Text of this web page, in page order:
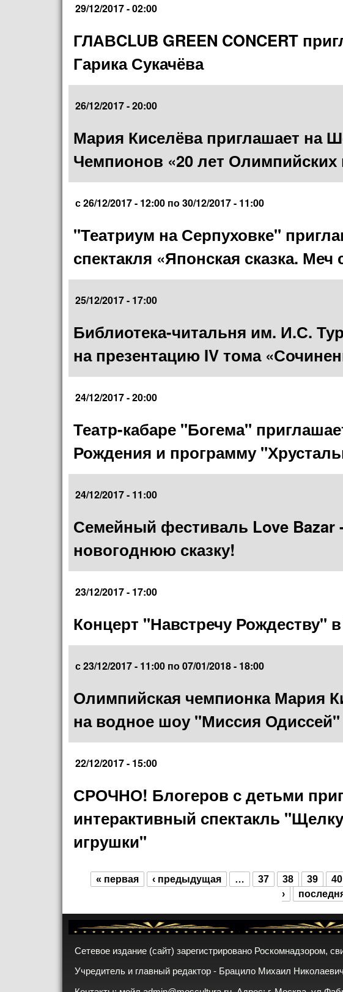
29/12/2017 - 02:00
ГЛАВCLUB GREEN CONCERT
Гарика Сукачёва
26/12/2017 - 20:00
Мария Киселёва приглашает на
Чемпионов «20 лет Олимпийских
с26/12/2017 - 12:00 по30/12/2017 - 11:00
"Театриум на Серпуховке"
спектакля «Японская сказка. Меч
25/12/2017 - 17:00
Библиотека-читальня им. И.С.
на презентацию IV тома
24/12/2017 - 20:00
Театр-кабаре "Богема"
Рождения и программу
24/12/2017 - 11:00
Семейный фестиваль Love Bazar
новогоднюю сказку!
23/12/2017 - 17:00
Концерт "Навстречу Рождеству"
с23/12/2017 - 11:00 по07/01/2018 - 18:00
Олимпийская чемпионка Мария
на водное шоу "Миссия Одиссей"
22/12/2017 - 15:00
СРОЧНО! Блогеров с детьми
интерактивный спектакль
игрушки"
Страницы
« первая ‹ предыдущая … 37 38 39 40
›
Сетевое издание (сайт) зарегистрировано Роскомнадзором,
Учредитель и главный редактор - Брацило Михаил